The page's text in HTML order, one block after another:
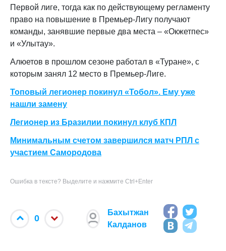
Первой лиге, тогда как по действующему регламенту
право на повышение в Премьер-Лигу получают
команды, занявшие первые два места – «Окжетпес»
и «Улытау».
Алюетов в прошлом сезоне работал в «Туране», с
которым занял 12 место в Премьер-Лиге.
Топовый легионер покинул «Тобол». Ему уже
нашли замену
Легионер из Бразилии покинул клуб КПЛ
Минимальным счетом завершился матч РПЛ с
участием Самородова
Ошибка в тексте? Выделите и нажмите Ctrl+Enter
0
Бахытжан
Калданов